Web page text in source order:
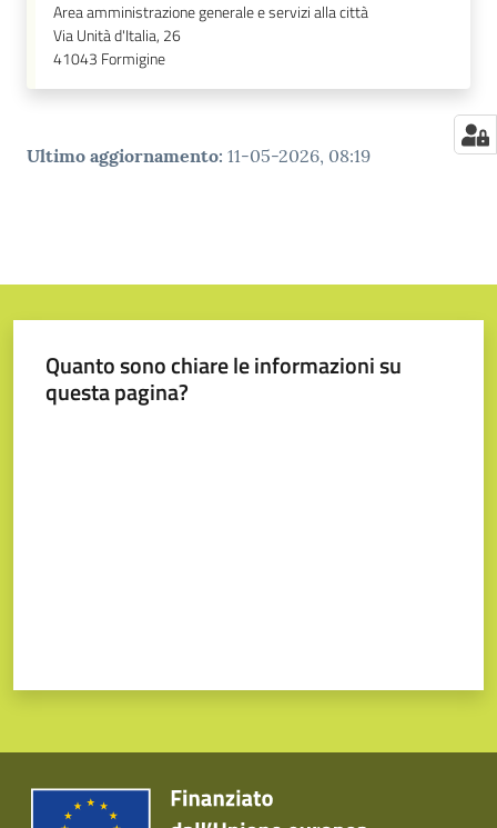
Area amministrazione generale e servizi alla città
Via Unità d'Italia, 26
41043 Formigine
Ultimo aggiornamento: 11-05-2026, 08:19
Quanto sono chiare le informazioni su
questa pagina?